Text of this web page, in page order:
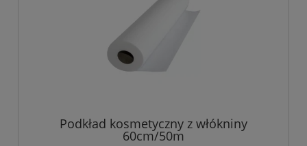
Podkład kosmetyczny z włókniny
60cm/50m